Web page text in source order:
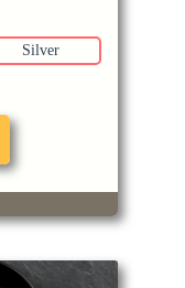
Silver